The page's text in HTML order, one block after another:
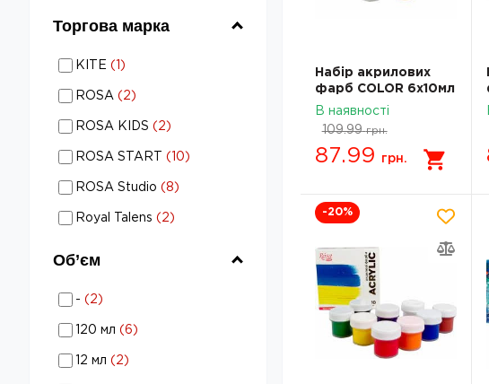
Торгова марка
KITE ( )
Торгова марка - KITE
ROSA ( 2 )
Торгова марка - ROSA
ROSA KIDS ( 2 )
Торгова марка - ROSA KIDS
ROSA START
( 10 )
Торгова марка - ROSA
STARTROSA Studio ( 8 )
Торгова марка - ROSA Studio
Royal Talens ( 2 )
Торгова марка - Royal Talens
Об’єм
- ( 2 )
Об’єм - -
120 мл (6 )
Об’єм - 120 мл
12 мл ( 2 )
Об’єм - 12 мл
Набір акрилових
фарб COLOR 6x10мл
ROSA START
В наявності
109.99 грн.
87.99 грн.
-20%